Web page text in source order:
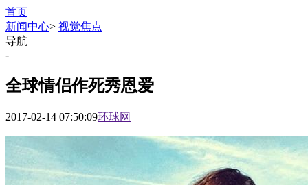
首页
新闻中心> 视觉焦点
导航
-
全球情侣作死秀恩爱
2017-02-14 07:50:09环球网